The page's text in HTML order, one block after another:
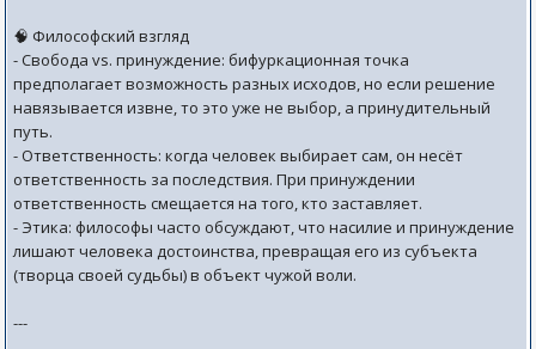
🧠 Философский взгляд
- Свобода vs. принуждение: бифуркационная точка
предполагает возможность разных исходов, но если решение
навязывается извне, то это уже не выбор, а принудительный
путь.
- Ответственность: когда человек выбирает сам, он несёт
ответственность за последствия. При принуждении
ответственность смещается на того, кто заставляет.
- Этика: философы часто обсуждают, что насилие и принуждение
лишают человека достоинства, превращая его из субъекта
(творца своей судьбы) в объект чужой воли.
---